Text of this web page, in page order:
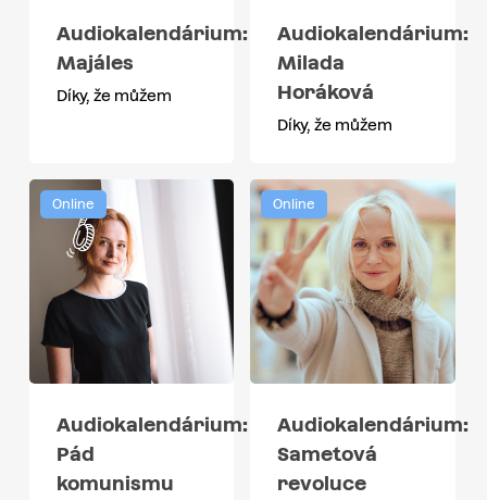
Audiokalendárium:
Majáles
Díky, že můžem
Audiokalendárium:
Milada
Horáková
Díky, že můžem
Online
Audiokalendárium:
Pád
komunismu
Online
Audiokalendárium:
Sametová
revoluce